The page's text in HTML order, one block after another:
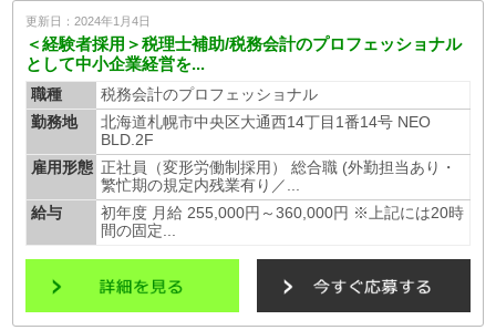
更新日：2024年1月4日
＜経験者採用＞税理士補助/税務会計のプロフェッショナル
として中小企業経営を...
職種
税務会計のプロフェッショナル
勤務地
北海道札幌市中央区大通西14丁目1番14号 NEO
BLD.2F
雇用形態 正社員（変形労働制採用） 総合職 (外勤担当あり・
繁忙期の規定内残業有り／...
給与
初年度 月給 255,000円～360,000円 ※上記には20時
間の固定...